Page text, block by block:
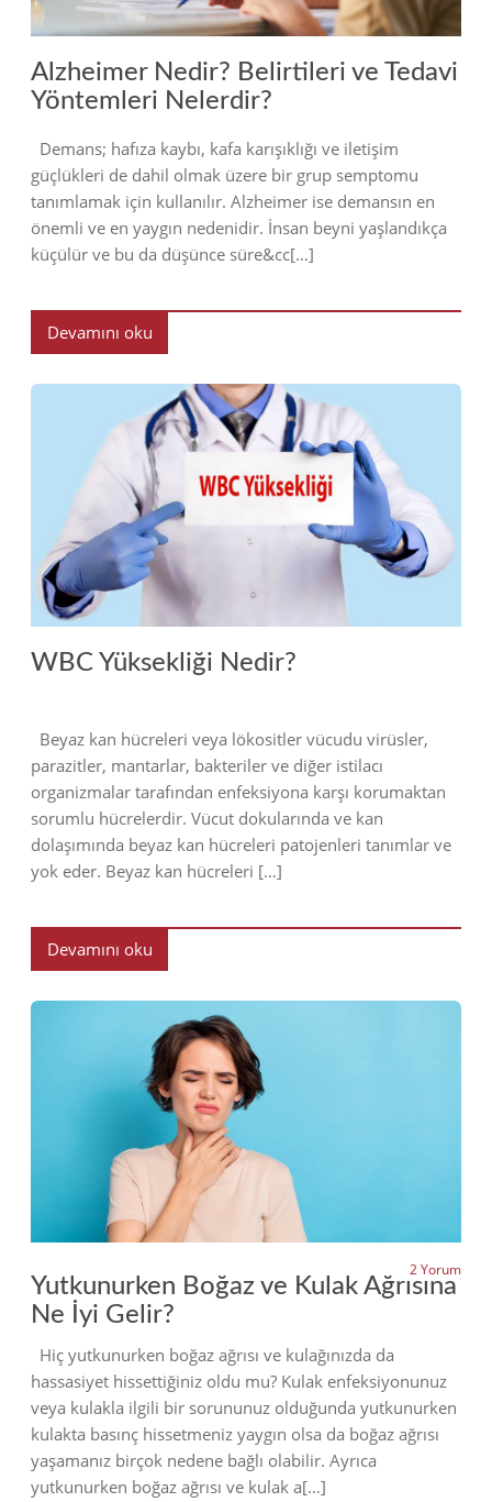
Alzheimer Nedir? Belirtileri ve Tedavi
Yöntemleri Nelerdir?
Demans; hafıza kaybı, kafa karışıklığı ve iletişim
güçlükleri de dahil olmak üzere bir grup semptomu
tanımlamak için kullanılır. Alzheimer ise demansın en
önemli ve en yaygın nedenidir. İnsan beyni yaşlandıkça
küçülür ve bu da düşünce süre&cc[…]
Devamını oku
2022
WBC Yüksekliği Nedir?
Beyaz kan hücreleri veya lökositler vücudu virüsler,
parazitler, mantarlar, bakteriler ve diğer istilacı
organizmalar tarafından enfeksiyona karşı korumaktan
sorumlu hücrelerdir. Vücut dokularında ve kan
dolaşımında beyaz kan hücreleri patojenleri tanımlar ve
yok eder. Beyaz kan hücreleri […]
Devamını oku
2 Yorum
Yutkunurken Boğaz ve Kulak Ağrısına
Ne İyi Gelir?
Hiç yutkunurken boğaz ağrısı ve kulağınızda da
hassasiyet hissettiğiniz oldu mu? Kulak enfeksiyonunuz
veya kulakla ilgili bir sorununuz olduğunda yutkunurken
kulakta basınç hissetmeniz yaygın olsa da boğaz ağrısı
yaşamanız birçok nedene bağlı olabilir. Ayrıca
yutkunurken boğaz ağrısı ve kulak a[…]